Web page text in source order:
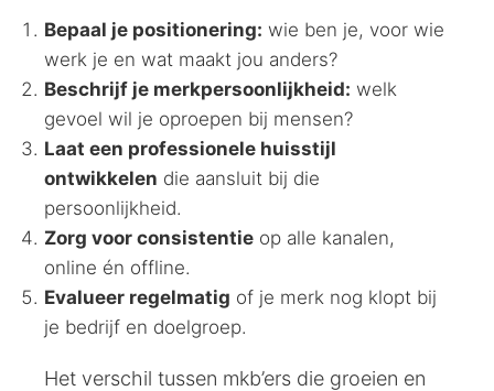
Bepaal je positionering: wie ben je, voor wie
werk je en wat maakt jou anders?
Beschrijf je merkpersoonlijkheid: welk
gevoel wil je oproepen bij mensen?
Laat een professionele huisstijl
ontwikkelen die aansluit bij die
persoonlijkheid.
Zorg voor consistentie op alle kanalen,
online én offline.
Evalueer regelmatig of je merk nog klopt bij
je bedrijf en doelgroep.
Het verschil tussen mkb’ers die groeien en